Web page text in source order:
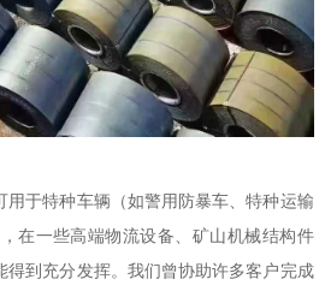
用于特种车辆（如警用防暴车、特种运输
在一些高端物流设备、矿山机械结构件
得到充分发挥。我们曾协助许多客户完成